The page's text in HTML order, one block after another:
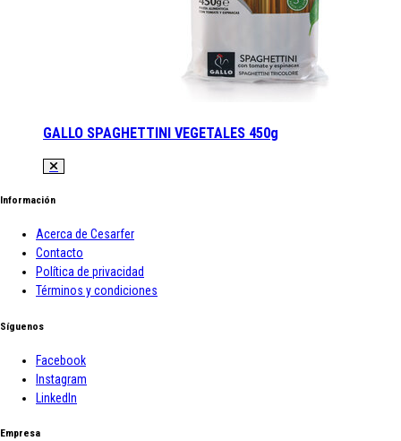
GALLO SPAGHETTINI VEGETALES 450g
Información
Acerca de Cesarfer
Contacto
Política de privacidad
Términos y condiciones
Síguenos
Facebook
Instagram
LinkedIn
Empresa